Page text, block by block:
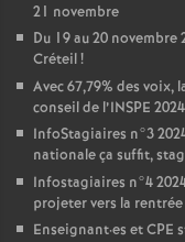
21 novembre
Du 19 au 20 novembre
Créteil!
Avec 67,79% des voix,
conseil de l’INSPE 2024
InfoStagiaires n°3
nationale ça suffit,
Infostagiaires n°4
projeter vers la
Enseignant·es etCPE